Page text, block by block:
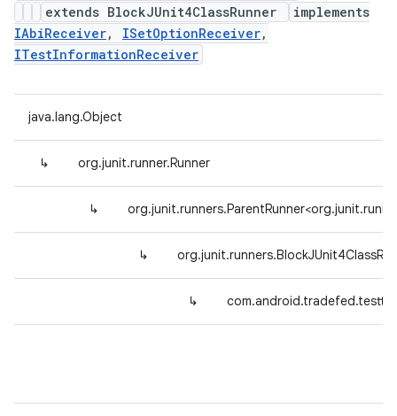
extends BlockJUnit4ClassRunner
implements
IAbiReceiver, ISetOptionReceiver,
ITestInformationReceiver
java.lang.Object
↳ org.junit.runner.Runner
↳
↳
↳